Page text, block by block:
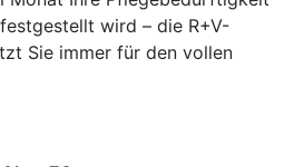
wird – die R+V-
Sie immer für den vollen